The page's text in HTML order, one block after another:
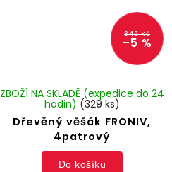
349 Kč
–5 %
Dřevěný věšák FRONIV,
4patrový
ZBOŽÍ NA SKLADĚ (expedice do 24
hodin) (329 ks)
Do košíku